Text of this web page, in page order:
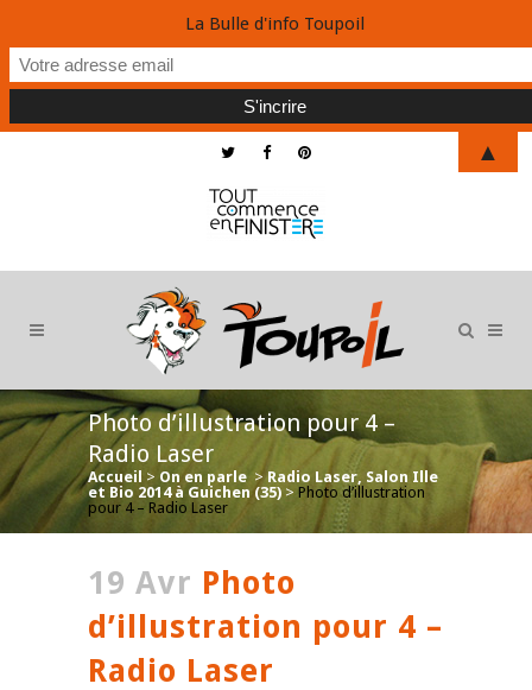
Photo d’illustration pour 4 –
Radio Laser
Accueil > On en parle >Radio Laser, Salon Ille
et Bio 2014 à Guichen (35) > Photo d’illustration
pour 4 – Radio Laser
19 Avr Photo
d’illustration pour 4 –
Radio Laser
La Bulle d'info Toupoil
▲